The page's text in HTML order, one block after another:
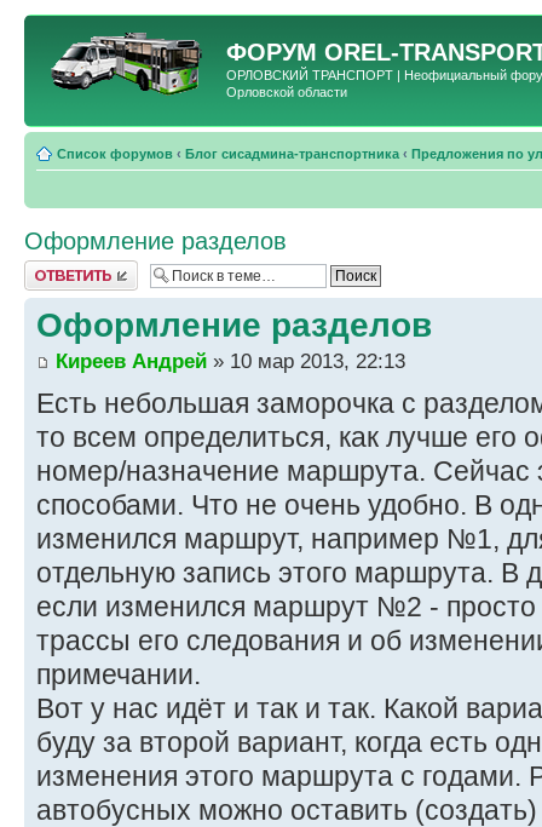
ФОРУМ OREL-
ОРЛОВСКИЙ ТРАНСПОРТ | Неофициальный форум
Орловской области
Список форумов ‹ Блог сисадмина-транспортника ‹ Предложения по
Оформление разделов
Ответить
Оформление разделов
Киреев Андрей » 10 мар 2013, 22:13
Есть небольшая заморочка с
то всем определиться, как лучше его
номер/назначение маршрута. Сейчас
способами. Что не очень удобно. В
изменился маршрут, например №1,
отдельную запись этого маршрута. В
если изменился маршрут №2 - просто
трассы его следования и об
примечании.
Вот у нас идёт и так и так. Какой
буду за второй вариант, когда есть
изменения этого маршрута с годами.
автобусных можно оставить